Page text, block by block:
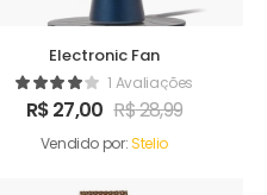
Electronic Fan
1 Avaliações
R$27,00 R$28,99
Vendido por:Stelio